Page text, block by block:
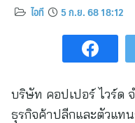
ไอที 5 ก.ย. 68 18:12
บริษัท คอปเปอร์ ไวร์ด
ธุรกิจค้าปลีกและตัวแท